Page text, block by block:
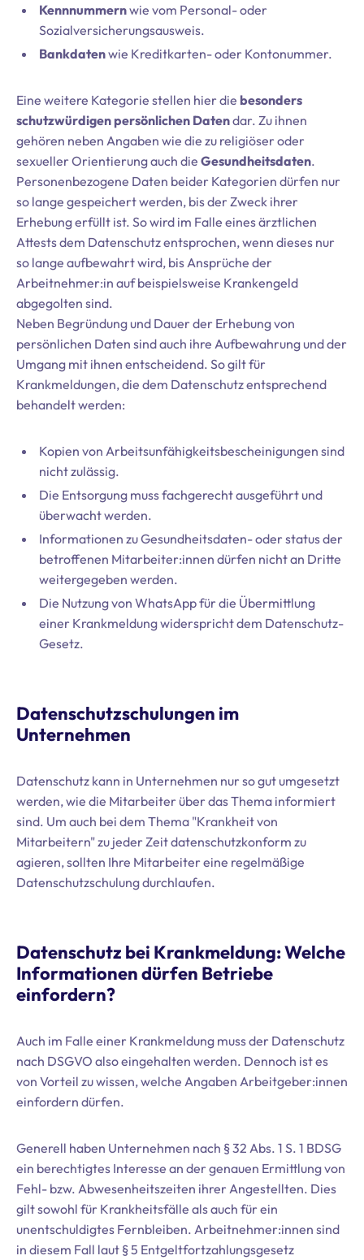
Kennnummernwie vom Personal- oder
Sozialversicherungsausweis.
Bankdatenwie Kreditkarten- oder Kontonummer.
Eine weitere Kategorie stellen hier die besonders
schutzwürdigen persönlichen Datendar. Zu ihnen
gehören neben Angaben wie die zu religiöser oder
sexueller Orientierung auch die Gesundheitsdaten.
Personenbezogene Daten beider Kategorien dürfen nur
so lange gespeichert werden, bis der Zweck ihrer
Erhebung erfüllt ist. So wird im Falle eines ärztlichen
Attests dem Datenschutz entsprochen, wenn dieses nur
so lange aufbewahrt wird, bis Ansprüche der
Arbeitnehmer:in auf beispielsweise Krankengeld
abgegolten sind.
Neben Begründung und Dauer der Erhebung von
persönlichen Daten sind auch ihre Aufbewahrung und der
Umgang mit ihnen entscheidend. So gilt für
Krankmeldungen, die dem Datenschutz entsprechend
behandelt werden:
Kopien von Arbeitsunfähigkeitsbescheinigungen sind
nicht zulässig.
Die Entsorgung muss fachgerecht ausgeführt und
überwacht werden.
Informationen zu Gesundheitsdaten- oder status der
betroffenen Mitarbeiter:innen dürfen nicht an Dritte
weitergegeben werden.
Die Nutzung von WhatsApp für die Übermittlung
einer Krankmeldung widerspricht dem Datenschutz-
Gesetz.
Datenschutzschulungen im
Unternehmen
Datenschutz kann in Unternehmen nur so gut umgesetzt
werden, wie die Mitarbeiter über das Thema informiert
sind. Um auch bei dem Thema "Krankheit von
Mitarbeitern" zu jeder Zeit datenschutzkonform zu
agieren, sollten Ihre Mitarbeiter eine regelmäßige
Datenschutzschulung durchlaufen.
Datenschutz bei Krankmeldung: Welche
Informationen dürfen Betriebe
einfordern?
Auch im Falle einer Krankmeldung muss der Datenschutz
nach DSGVO also eingehalten werden. Dennoch ist es
von Vorteil zu wissen, welche Angaben Arbeitgeber:innen
einfordern dürfen.
Generell haben Unternehmen nach § 32 Abs. 1 S. 1 BDSG
ein berechtigtes Interesse an der genauen Ermittlung von
Fehl- bzw. Abwesenheitszeiten ihrer Angestellten. Dies
gilt sowohl für Krankheitsfälle als auch für ein
unentschuldigtes Fernbleiben. Arbeitnehmer:innen sind
in diesem Fall laut § 5 Entgeltfortzahlungsgesetz